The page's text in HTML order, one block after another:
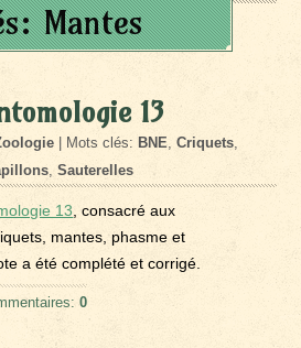
Mantes
13
| Mots clés: BNE,Criquets,
,Sauterelles
13 , consacré aux
mantes, phasme et
a été complété et corrigé.
0